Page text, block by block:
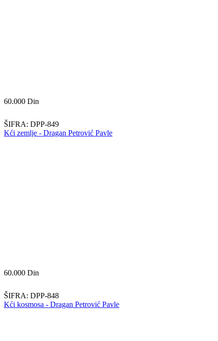
60.000 Din
ŠIFRA: DPP-849
Kći zemlje - Dragan Petrović Pavle
60.000 Din
ŠIFRA: DPP-848
Kći kosmosa - Dragan Petrović Pavle